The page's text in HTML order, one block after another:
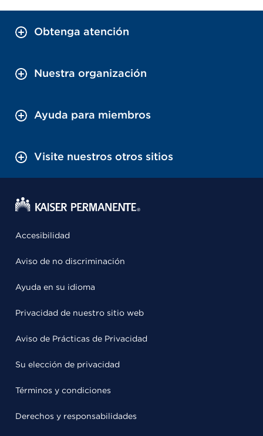
Obtenga atención
Nuestra organización
Ayuda para miembros
Visite nuestros otros sitios
Accesibilidad
Aviso de no discriminación
Ayuda en su idioma
Privacidad de nuestro sitio web
Aviso de Prácticas de Privacidad
Su elección de privacidad
Términos y condiciones
Derechos y responsabilidades